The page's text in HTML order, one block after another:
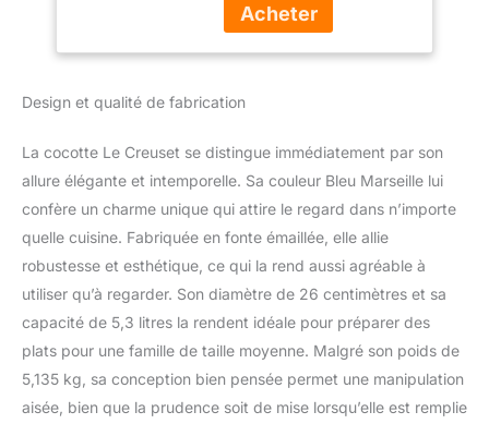
Chaleur (Induction
Incluse), Capacité :
5.3 L, 5.135 kg, Bleu
fonte émaillée avec
bouton en inox résistant
à la chaleur Fonte
pour des résultats de
Compatible avec toutes
les sources de chaleur, y
Finitions intérieures en
émail résistant à l'usure
Poignées d'assistance
pour une manipulation et
même avec des gants de
cuisine Fabriqué en
France, Entretien facile
grâce à son intérieur en
Design et qualité de fabrication
La cocotte Le Creuset se distingue immédiatement par son
allure élégante et intemporelle. Sa couleur Bleu Marseille lui
confère un charme unique qui attire le regard dans n’importe
quelle cuisine. Fabriquée en fonte émaillée, elle allie
robustesse et esthétique, ce qui la rend aussi agréable à
utiliser qu’à regarder. Son diamètre de 26 centimètres et sa
capacité de 5,3 litres la rendent idéale pour préparer des
plats pour une famille de taille moyenne. Malgré son poids de
5,135 kg, sa conception bien pensée permet une manipulation
aisée, bien que la prudence soit de mise lorsqu’elle est remplie